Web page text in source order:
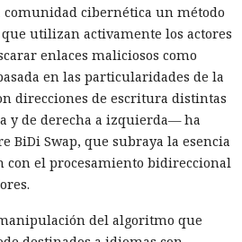
comunidad cibernética un método
utilizan activamente los actores
enlaces maliciosos como
en las particularidades de la
direcciones de escritura distintas
y de derecha a izquierda— ha
BiDi Swap, que subraya la esencia
con el procesamiento bidireccional
del algoritmo que